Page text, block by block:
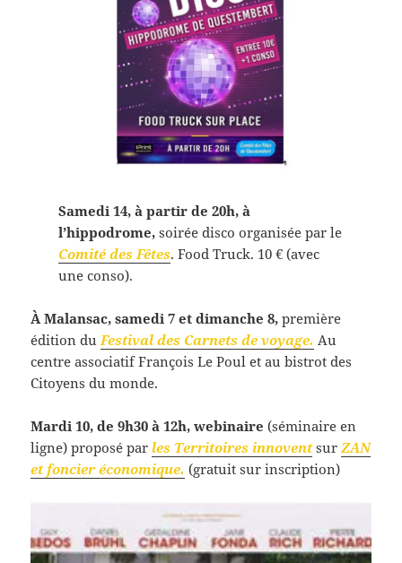
Samedi 14, à partir de 20h, à
l’hippodrome,soirée disco organisée par le
Comité des Fêtes. Food Truck. 10 € (avec
une conso).
À Malansac, samedi 7 et dimanche 8,première
édition du Festival des Carnets de voyage. Au
centre associatif François Le Poul et au bistrot des
Citoyens du monde.
Mardi 10, de 9h30 à 12h, webinaire (séminaire en
ligne) proposé parles Territoires innoventsurZAN
et foncier économique. (gratuit sur inscription)